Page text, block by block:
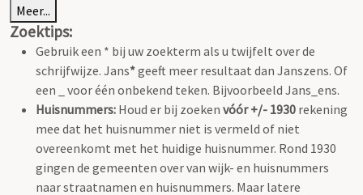
Meer...
Zoektips:
Gebruik een * bij uw zoekterm als u twijfelt over de
schrijfwijze. Jans*geeft meer resultaat dan Janszens. Of
een _ voor één onbekend teken. Bijvoorbeeld Jans_ens.
Huisnummers: Houd er bij zoeken vóór +/- 1930 rekening
mee dat het huisnummer niet is vermeld of niet
overeenkomt met het huidige huisnummer. Rond 1930
gingen de gemeenten over van wijk- en huisnummers
naar straatnamen en huisnummers. Maar latere